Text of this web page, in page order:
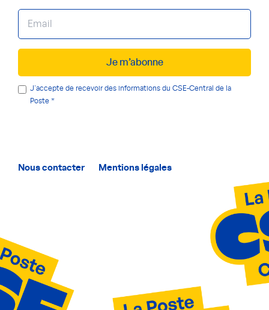
Je m’abonne
J'accepte de recevoir des informations du CSE-Central de la
Poste
Nous contacter Mentions légales